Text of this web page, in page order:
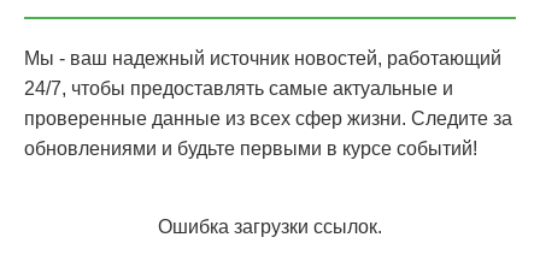
Мы - ваш надежный источник новостей, работающий
24/7, чтобы предоставлять самые актуальные и
проверенные данные из всех сфер жизни. Следите за
обновлениями и будьте первыми в курсе событий!
Ошибка загрузки ссылок.